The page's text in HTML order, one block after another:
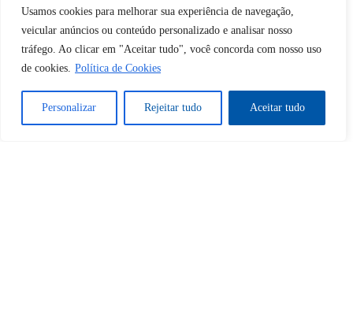
Usamos cookies para melhorar sua experiência de navegação,
veicular anúncios ou conteúdo personalizado e analisar nosso
tráfego. Ao clicar em "Aceitar tudo", você concorda com nosso uso
de cookies. Política de Cookies
Personalizar Rejeitar tudo Aceitar tudo
Desbloquear esquerda : 0
Sim Não